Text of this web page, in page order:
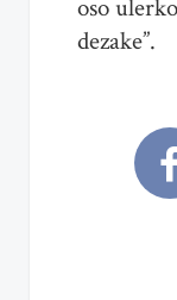
oso
dezake”.